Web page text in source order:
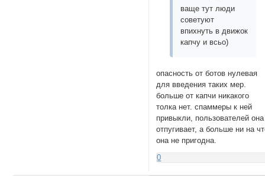
ваще тут люди
советуют
впихнуть в движок
капчу и всьо)
опасность от ботов нулевая
для введения таких мер.
больше от капчи никакого
толка нет. спаммеры к ней
привыкли, пользователей она
отпугивает, а больше ни на
она не пригодна.
0